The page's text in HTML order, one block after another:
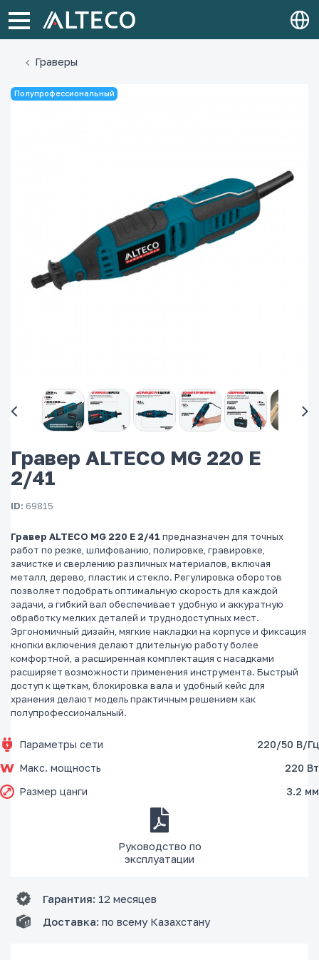
Граверы
Полупрофессиональный
Гравер ALTECO MG 220 E
2/41
ID: 69815
Гравер ALTECO MG 220 E 2/41 предназначен для точных
работ по резке, шлифованию, полировке, гравировке,
зачистке и сверлению различных материалов, включая
металл, дерево, пластик и стекло. Регулировка оборотов
позволяет подобрать оптимальную скорость для каждой
задачи, а гибкий вал обеспечивает удобную и аккуратную
обработку мелких деталей и труднодоступных мест.
Эргономичный дизайн, мягкие накладки на корпусе и фиксация
кнопки включения делают длительную работу более
комфортной, а расширенная комплектация с насадками
расширяет возможности применения инструмента. Быстрый
доступ к щеткам, блокировка вала и удобный кейс для
хранения делают модель практичным решением как
полупрофессиональный.
Параметры сети
220/50 В/Гц
Макс. мощность
220 Вт
Размер цанги
3.2 мм
Руководство по
эксплуатации
Гарантия: 12 месяцев
Доставка: по всему Казахстану